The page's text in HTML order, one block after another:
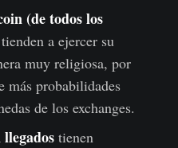
(de todos los
tienden a ejercer su
muy religiosa, por
más probabilidades
de los exchanges.
tienen